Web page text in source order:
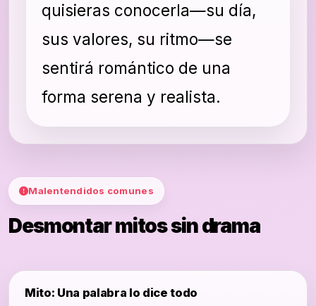
quisieras conocerla—su día,
sus valores, su ritmo—se
sentirá romántico de una
forma serena y realista.
Malentendidos comunes
Desmontar mitos sin drama
Mito: Una palabra lo dice todo